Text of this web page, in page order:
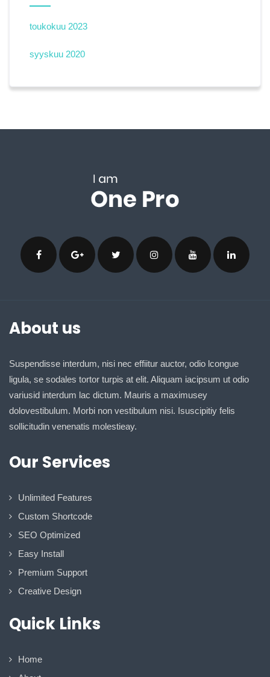
toukokuu 2023
syyskuu 2020
About us
Suspendisse interdum, nisi nec effiitur auctor, odio lcongue
ligula, se sodales tortor turpis at elit. Aliquam iacipsum ut odio
variusid interdum lac dictum. Mauris a maximusey
dolovestibulum. Morbi non vestibulum nisi. Isuscipitiy felis
sollicitudin venenatis molestieay.
Our Services
Unlimited Features
Custom Shortcode
SEO Optimized
Easy Install
Premium Support
Creative Design
Quick Links
Home